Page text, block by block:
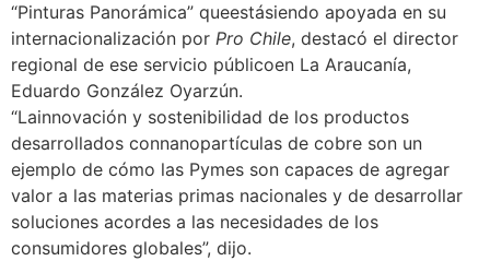
“Pinturas Panorámica” queestásiendo apoyada en su
internacionalización por Pro Chile, destacó el director
regional de ese servicio públicoen La Araucanía,
Eduardo González Oyarzún.
“Lainnovación y sostenibilidad de los productos
desarrollados connanopartículas de cobre son un
ejemplo de cómo las Pymes son capaces de agregar
valor a las materias primas nacionales y de desarrollar
soluciones acordes a las necesidades de los
consumidores globales”, dijo.